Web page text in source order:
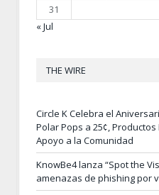
31
« Jul
THE WIRE
Circle K Celebra el
Polar Pops a 25¢,
Apoyo a la Comunidad
KnowBe4 lanza “Spot the
amenazas de phishing por